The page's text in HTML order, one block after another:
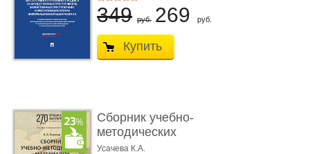
349 руб. 269 руб.
Купить
Сборник учебно-
методических
материалов по кур ...
Усачева К.А.